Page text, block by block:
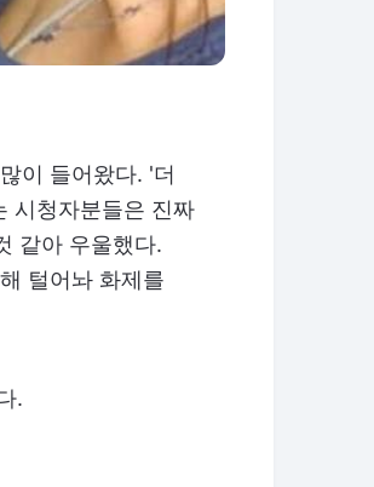
이 들어왔다. '더
시청자분들은 진짜
같아 우울했다.
털어놔 화제를
.